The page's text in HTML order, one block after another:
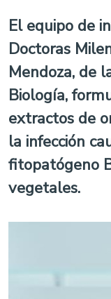
El equipo de
Doctoras
Mendoza, de
Biología,
extractos de
la infección
fitopatógeno
vegetales.